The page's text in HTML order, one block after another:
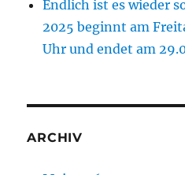
Endlich ist es wieder
2025 beginnt am
Uhr und endet am
ARCHIV